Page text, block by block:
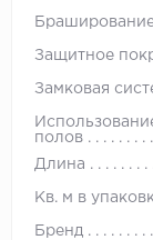
Защитное
Замковая
полов
Длина
Кв. м в
Бренд